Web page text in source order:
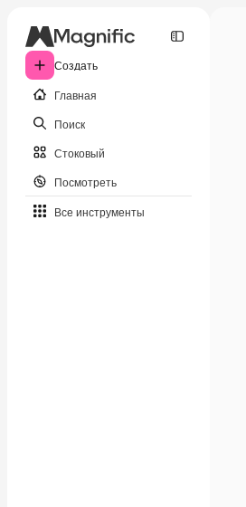
Создать
Главная
Поиск
Стоковый
Посмотреть
Все инструменты